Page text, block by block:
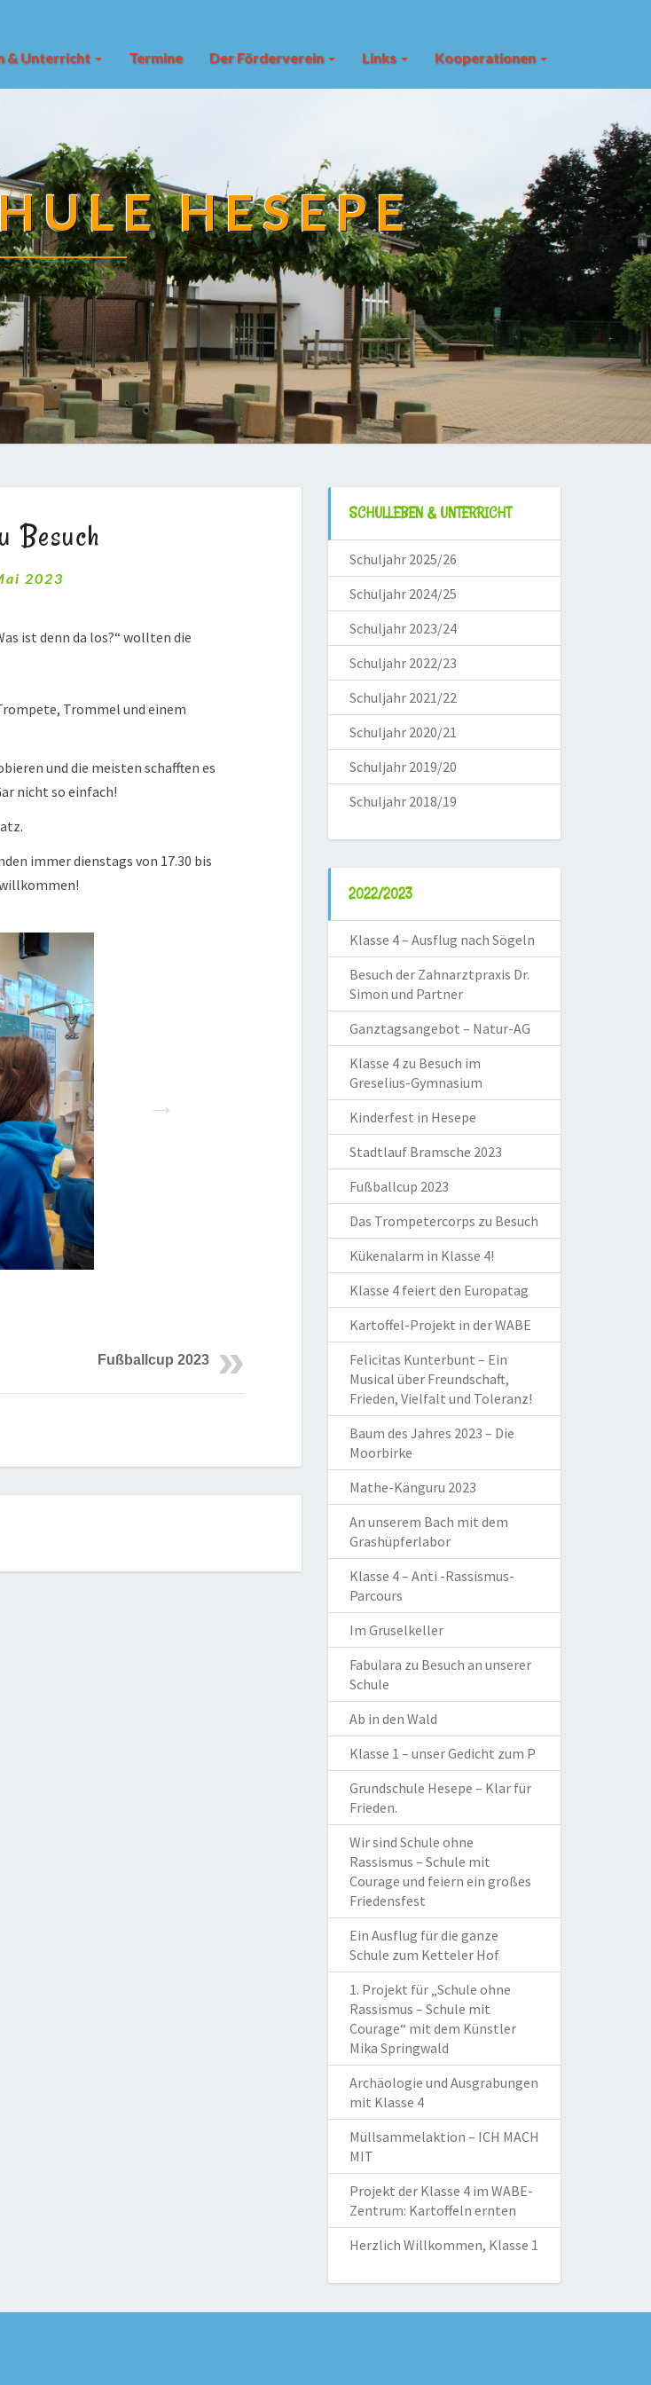
& Unterricht Termine Der Förderverein Links Kooperationen
HESEPE
Besuch
2023
ist denn da los?“ wollten die
Trommel und einem
und die meisten schafften es
nicht so einfach!
immer dienstags von 17.30 bis
Fußballcup 2023
SCHULLEBEN & UNTERRICHT
Schuljahr 2025/26
Schuljahr 2024/25
Schuljahr 2023/24
Schuljahr 2022/23
Schuljahr 2021/22
Schuljahr 2020/21
Schuljahr 2019/20
Schuljahr 2018/19
2022/2023
Klasse 4 – Ausflug nach Sögeln
Besuch der Zahnarztpraxis Dr.
Simon und Partner
Ganztagsangebot – Natur-AG
Klasse 4 zu Besuch im
Greselius-Gymnasium
Kinderfest in Hesepe
Stadtlauf Bramsche 2023
Fußballcup 2023
Das Trompetercorps zu Besuch
Kükenalarm in Klasse 4!
Klasse 4 feiert den Europatag
Kartoffel-Projekt in der WABE
Felicitas Kunterbunt – Ein
Musical über Freundschaft,
Frieden, Vielfalt und Toleranz!
Baum des Jahres 2023 – Die
Moorbirke
Mathe-Känguru 2023
An unserem Bach mit dem
Grashüpferlabor
Klasse 4 – Anti -Rassismus-
Parcours
Im Gruselkeller
Fabulara zu Besuch an unserer
Schule
Ab in den Wald
Klasse 1 – unser Gedicht zum P
Grundschule Hesepe – Klar für
Frieden.
Wir sind Schule ohne
Rassismus – Schule mit
Courage und feiern ein großes
Friedensfest
Ein Ausflug für die ganze
Schule zum Ketteler Hof
1. Projekt für „Schule ohne
Rassismus – Schule mit
Courage“ mit dem Künstler
Mika Springwald
Archäologie und Ausgrabungen
mit Klasse 4
Müllsammelaktion – ICH MACH
MIT
Projekt der Klasse 4 im WABE-
Zentrum: Kartoffeln ernten
Herzlich Willkommen, Klasse 1